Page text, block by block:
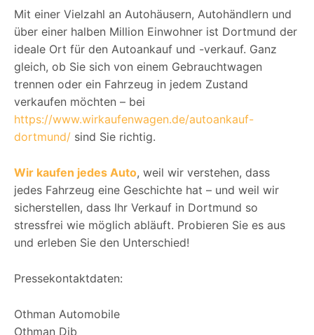
Mit einer Vielzahl an Autohäusern, Autohändlern und
über einer halben Million Einwohner ist Dortmund der
ideale Ort für den Autoankauf und -verkauf. Ganz
gleich, ob Sie sich von einem Gebrauchtwagen
trennen oder ein Fahrzeug in jedem Zustand
verkaufen möchten – bei
https://www.wirkaufenwagen.de/autoankauf-
dortmund/ sind Sie richtig.
Wir kaufen jedes Auto, weil wir verstehen, dass
jedes Fahrzeug eine Geschichte hat – und weil wir
sicherstellen, dass Ihr Verkauf in Dortmund so
stressfrei wie möglich abläuft. Probieren Sie es aus
und erleben Sie den Unterschied!
Pressekontaktdaten:
Othman Automobile
Othman Dib